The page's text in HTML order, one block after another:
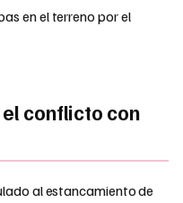
en el terreno por el
conflicto con
al estancamiento de